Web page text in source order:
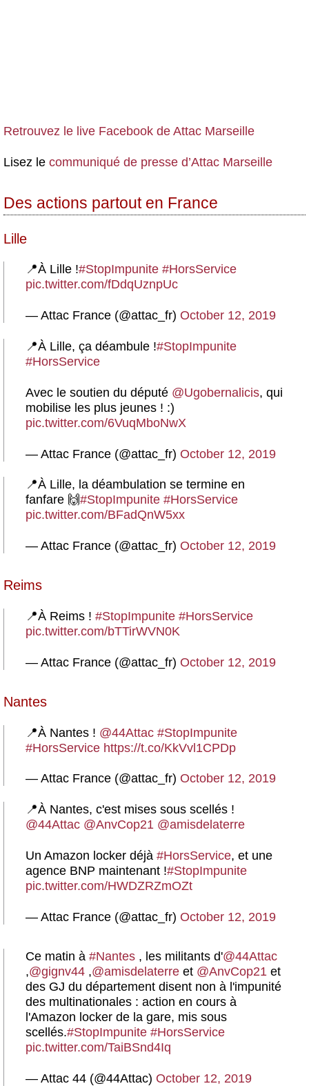
Retrouvez le live Facebook de Attac Marseille
Lisez le communiqué de presse d’Attac Marseille
Des actions partout en France
Lille
📍À Lille !#StopImpunite #HorsService
pic.twitter.com/fDdqUznpUc
— Attac France (@attac_fr) October 12, 2019
📍À Lille, ça déambule !#StopImpunite
#HorsService
Avec le soutien du député @Ugobernalicis, qui
mobilise les plus jeunes ! :)
pic.twitter.com/6VuqMboNwX
— Attac France (@attac_fr) October 12, 2019
📍À Lille, la déambulation se termine en
fanfare 🙌#StopImpunite #HorsService
pic.twitter.com/BFadQnW5xx
— Attac France (@attac_fr) October 12, 2019
Reims
📍À Reims ! #StopImpunite #HorsService
pic.twitter.com/bTTirWVN0K
— Attac France (@attac_fr) October 12, 2019
Nantes
📍À Nantes ! @44Attac #StopImpunite
#HorsService https://t.co/KkVvl1CPDp
— Attac France (@attac_fr) October 12, 2019
📍À Nantes, c'est mises sous scellés !
@44Attac @AnvCop21 @amisdelaterre
Un Amazon locker déjà #HorsService, et une
agence BNP maintenant !#StopImpunite
pic.twitter.com/HWDZRZmOZt
— Attac France (@attac_fr) October 12, 2019
Ce matin à #Nantes , les militants d'@44Attac
,@gignv44 ,@amisdelaterre et @AnvCop21 et
des GJ du département disent non à l'impunité
des multinationales : action en cours à
l'Amazon locker de la gare, mis sous
scellés.#StopImpunite #HorsService
pic.twitter.com/TaiBSnd4Iq
— Attac 44 (@44Attac) October 12, 2019